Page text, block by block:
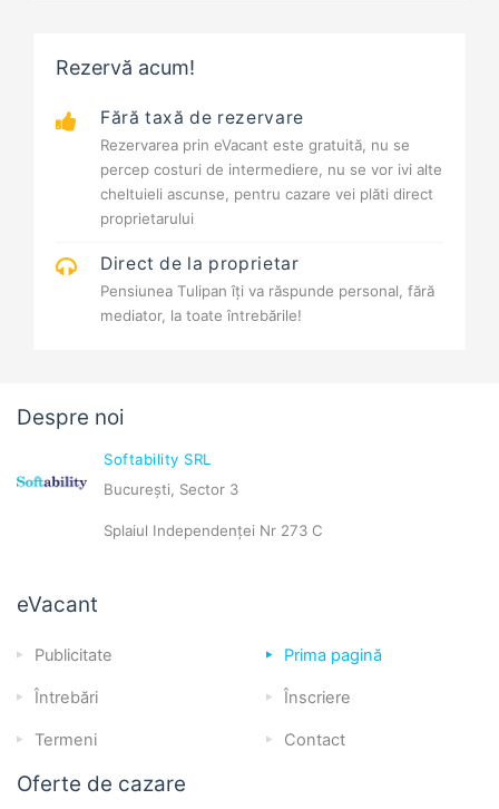
Rezervă acum!
Fără taxă de rezervare
Rezervarea prin eVacant este gratuită, nu se
percep costuri de intermediere, nu se vor ivi alte
cheltuieli ascunse, pentru cazare vei plăti direct
proprietarului
Direct de la proprietar
Pensiunea Tulipan îți va răspunde personal, fără
mediator, la toate întrebările!
Despre noi
Softability SRL
București, Sector 3
Splaiul Independenței Nr 273 C
eVacant
Publicitate Prima pagină
Întrebări Înscriere
Termeni Contact
Oferte de cazare